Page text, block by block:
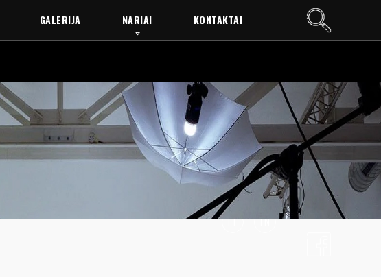
GALERIJA NARIAI KONTAKTAI
LT EN